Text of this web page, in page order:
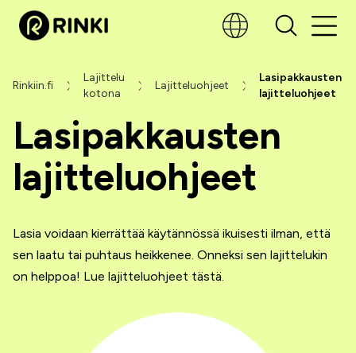
Rinkiin.fi
Lajittelu
kotona
Lajitteluohjeet
Lasipakkausten
lajitteluohjeet
Lasipakkausten
lajitteluohjeet
Lasia voidaan kierrättää käytännössä ikuisesti ilman, että
sen laatu tai puhtaus heikkenee. Onneksi sen lajittelukin
on helppoa! Lue lajitteluohjeet tästä.